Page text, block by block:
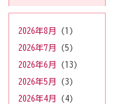
2026年8月
(1)
2026年7月
(5)
2026年6月
(13)
2026年5月
(3)
2026年4月
(4)